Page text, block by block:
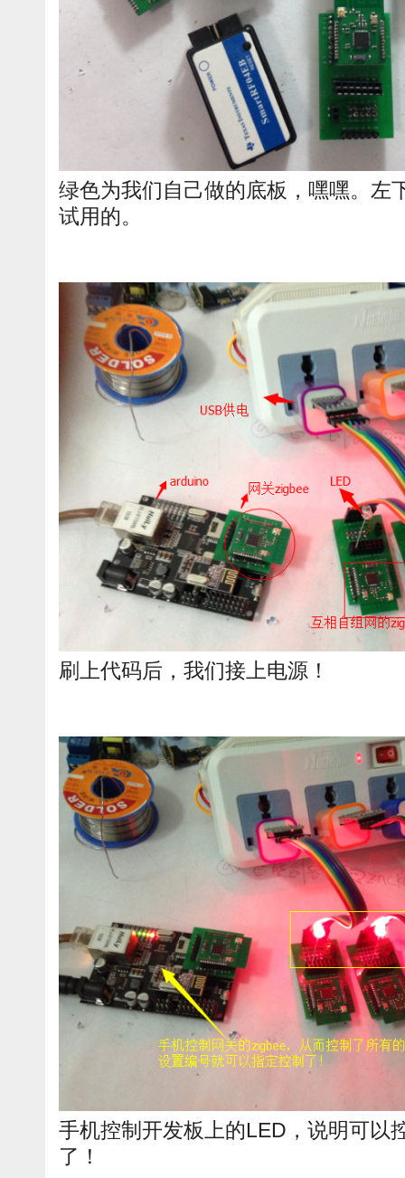
绿色为我们自己做的底板，嘿嘿。左
试用的。
刷上代码后，我们接上电源！
手机控制开发板上的LED，说明可以
了！